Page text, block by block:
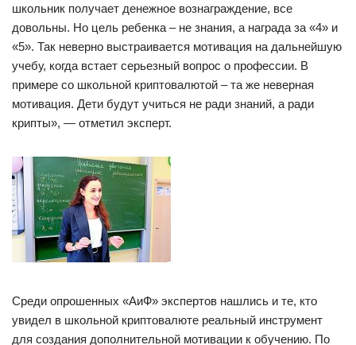
школьник получает денежное вознаграждение, все
довольны. Но цель ребенка – не знания, а награда за «4» и
«5». Так неверно выстраивается мотивация на дальнейшую
учебу, когда встает серьезный вопрос о профессии. В
примере со школьной криптовалютой – та же неверная
мотивация. Дети будут учиться не ради знаний, а ради
крипты», — отметил эксперт.
Среди опрошенных «АиФ» экспертов нашлись и те, кто
увидел в школьной криптовалюте реальный инструмент
для создания дополнительной мотивации к обучению. По